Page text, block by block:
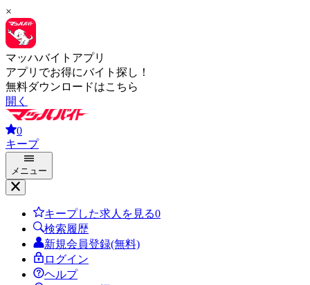
×
マッハバイトアプリ
アプリでお得にバイト探し！
無料ダウンロードはこちら
開く
0
キープ
メニュー
キープした求人を見る0
検索履歴
新規会員登録(無料)
ログイン
ヘルプ